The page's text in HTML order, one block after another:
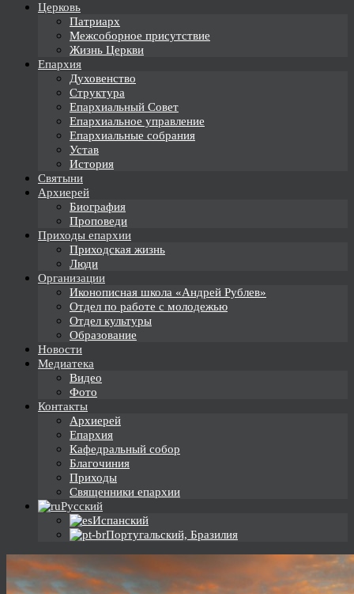
Церковь
Патриарх
Межсоборное присутствие
Жизнь Церкви
Епархия
Духовенство
Структура
Епархиальный Совет
Епархиальное управление
Епархиальные собрания
Устав
История
Святыни
Архиерей
Биография
Проповеди
Приходы епархии
Приходская жизнь
Люди
Организации
Иконописная школа «Андрей Рублев»
Отдел по работе с молодежью
Отдел культуры
Образование
Новости
Медиатека
Видео
Фото
Контакты
Архиерей
Епархия
Кафедральный собор
Благочиния
Приходы
Священники епархии
Русский
Испанский
Португальский, Бразилия